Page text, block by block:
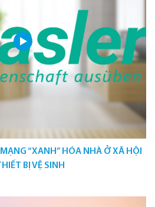
“XANH” HÓA NHÀ Ở XÃ HỘI
BỊ VỆ SINH